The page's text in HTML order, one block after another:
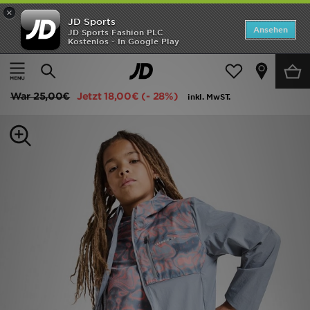
×
JD Sports
JD Sports Fashion PLC
Kostenlos - In Google Play
Ansehen
Startseite
Kinder Kleidung Jugendliche (8-15 Jahre) Shorts
Technicals Fells Shorts Junior
War25,00€ Jetzt18,00€ (- 28%) inkl. MwST.
Startseite
ANGEBOTE
Herren
JD Exklusives